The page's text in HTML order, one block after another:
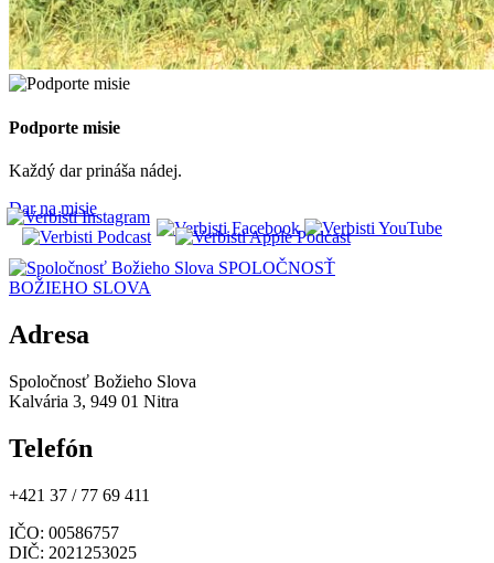
Podporte misie
Každý dar prináša nádej.
Dar na misie
SPOLOČNOSŤ
BOŽIEHO SLOVA
Adresa
Spoločnosť Božieho Slova
Kalvária 3, 949 01 Nitra
Telefón
+421 37 / 77 69 411
IČO: 00586757
DIČ: 2021253025